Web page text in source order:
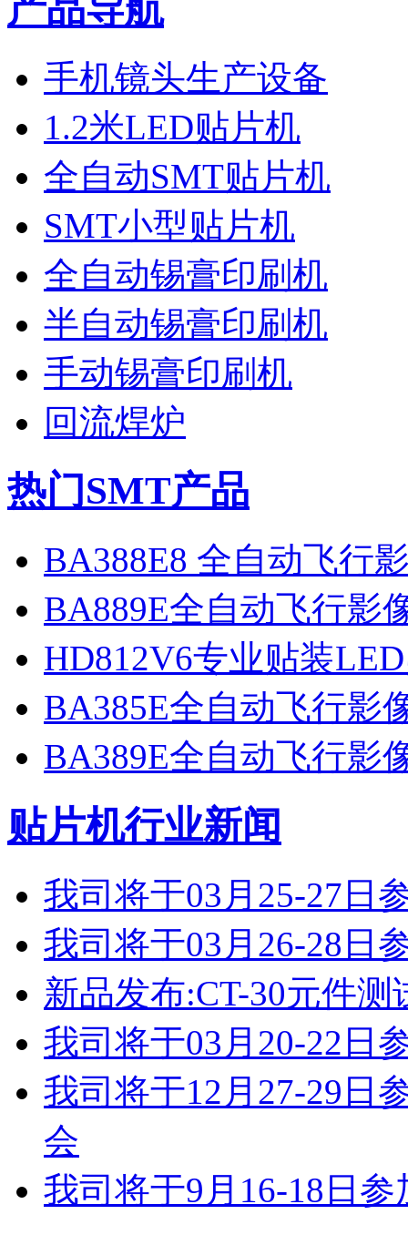
手机镜头生产设备
1.2米LED贴片机
全自动SMT贴片机
SMT小型贴片机
全自动锡膏印刷机
半自动锡膏印刷机
手动锡膏印刷机
回流焊炉
热门SMT产品
BA388E8 全自动飞行
BA889E全自动飞行影
HD812V6专业贴装
BA385E全自动飞行影
BA389E全自动飞行影
贴片机行业新闻
我司将于03月25-27日
我司将于03月26-28日
新品发布:CT-30元件测
我司将于03月20-22日
我司将于12月27-29日
会
我司将于9月16-18日